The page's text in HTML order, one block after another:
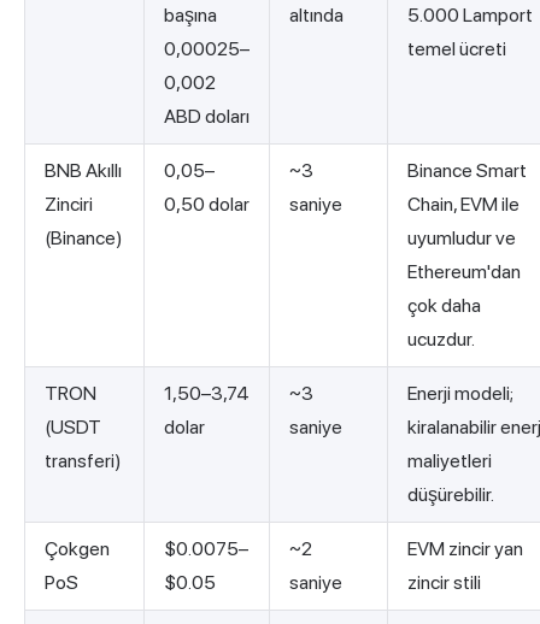
başına
0,00025–
0,002
ABD doları
altında
5.000 Lamport
temel ücreti
BNB Akıllı
Zinciri
(Binance)
0,05–
0,50 dolar
~3
saniye
Binance Smart
Chain, EVM ile
uyumludur ve
Ethereum'dan
çok daha
ucuzdur.
TRON
(USDT
transferi)
1,50–3,74
dolar
~3
saniye
Enerji modeli;
kiralanabilir
maliyetleri
düşürebilir.
Çokgen
PoS
$0.0075–
$0.05
~2
saniye
EVM zincir yan
zincir stili